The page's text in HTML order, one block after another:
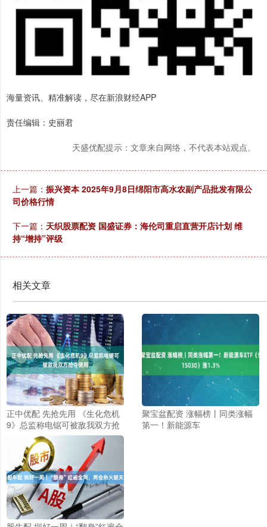
海量资讯、精准解读，尽在新浪财经APP
责任编辑：史丽君
天盛优配提示：文章来自网络，不代表本站观点。
上一篇： 振兴资本 2025年9月8日绵阳市高水农副产品批发有限公
司价格行情
下一篇： 天织股票配资 国盛证券：海伦司重启直营开店计划 维
持“增持”评级
相关文章
正中优配 先抢先用 《生化危机
9》总监称电锯可被敌我双方抢
聚宝盆配资 涨幅榜丨同类涨幅
第一！新能源车